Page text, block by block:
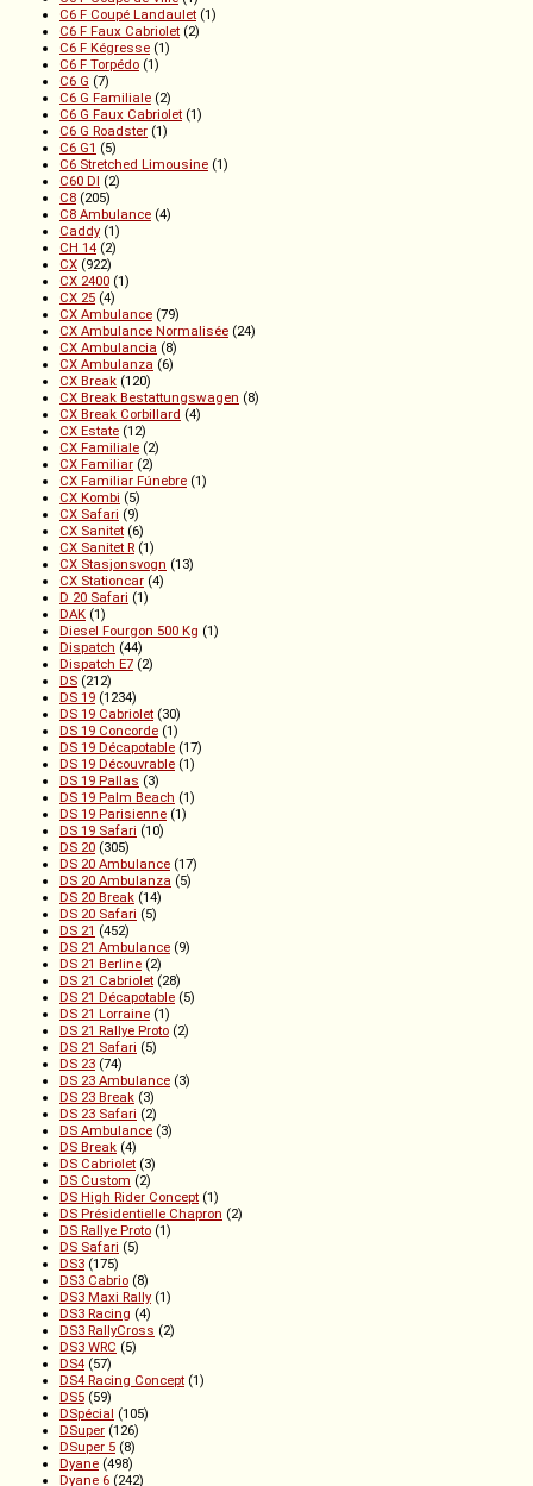
C6 F Coupé Landaulet (1)
C6 F Faux Cabriolet (2)
C6 F Kégresse (1)
C6 F Torpédo (1)
C6 G (7)
C6 G Familiale (2)
C6 G Faux Cabriolet (1)
C6 G Roadster (1)
C6 G1 (5)
C6 Stretched Limousine (1)
C60 DI (2)
C8 (205)
C8 Ambulance (4)
Caddy (1)
CH 14 (2)
CX (922)
CX 2400 (1)
CX 25 (4)
CX Ambulance (79)
CX Ambulance Normalisée (24)
CX Ambulancia (8)
CX Ambulanza (6)
CX Break (120)
CX Break Bestattungswagen (8)
CX Break Corbillard (4)
CX Estate (12)
CX Familiale (2)
CX Familiar (2)
CX Familiar Fúnebre (1)
CX Kombi (5)
CX Safari (9)
CX Sanitet (6)
CX Sanitet R (1)
CX Stasjonsvogn (13)
CX Stationcar (4)
D 20 Safari (1)
DAK (1)
Diesel Fourgon 500 Kg (1)
Dispatch (44)
Dispatch E7 (2)
DS (212)
DS 19 (1234)
DS 19 Cabriolet (30)
DS 19 Concorde (1)
DS 19 Décapotable (17)
DS 19 Découvrable (1)
DS 19 Pallas (3)
DS 19 Palm Beach (1)
DS 19 Parisienne (1)
DS 19 Safari (10)
DS 20 (305)
DS 20 Ambulance (17)
DS 20 Ambulanza (5)
DS 20 Break (14)
DS 20 Safari (5)
DS 21 (452)
DS 21 Ambulance (9)
DS 21 Berline (2)
DS 21 Cabriolet (28)
DS 21 Décapotable (5)
DS 21 Lorraine (1)
DS 21 Rallye Proto (2)
DS 21 Safari (5)
DS 23 (74)
DS 23 Ambulance (3)
DS 23 Break (3)
DS 23 Safari (2)
DS Ambulance (3)
DS Break (4)
DS Cabriolet (3)
DS Custom (2)
DS High Rider Concept (1)
DS Présidentielle Chapron (2)
DS Rallye Proto (1)
DS Safari (5)
DS3 (175)
DS3 Cabrio (8)
DS3 Maxi Rally (1)
DS3 Racing (4)
DS3 RallyCross (2)
DS3 WRC (5)
DS4 (57)
DS4 Racing Concept (1)
DS5 (59)
DSpécial (105)
DSuper (126)
DSuper 5 (8)
Dyane (498)
Dyane 6 (242)